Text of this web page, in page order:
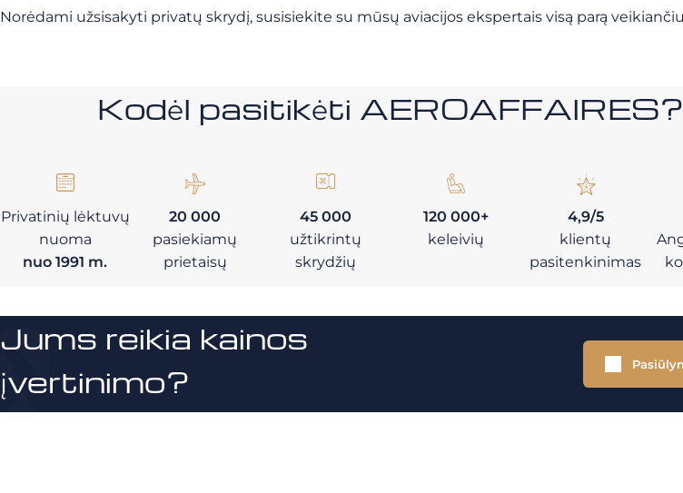
Norėdami užsisakyti privatų skrydį, susisiekite su mūsų aviacijos ekspertais visą parą
Kodėl pasitikėti AEROAFFAIRES?
Privatinių lėktuvų
nuoma
nuo 1991 m.
20 000
pasiekiamų
prietaisų
45 000
užtikrintų
skrydžių
120 000+
keleivių
4,9/5
klientų
pasitenkinimas
Jums reikia kainos
įvertinimo?